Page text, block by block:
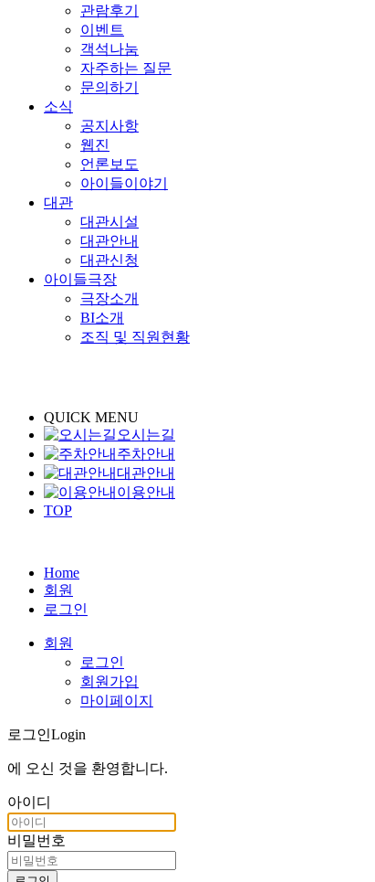
관람후기
이벤트
객석나눔
자주하는 질문
문의하기
소식
공지사항
웹진
언론보도
아이들이야기
대관
대관시설
대관안내
대관신청
아이들극장
극장소개
BI소개
조직 및 직원현황
QUICK MENU
오시는길
주차안내
대관안내
이용안내
TOP
Home
회원
로그인
회원
로그인
회원가입
마이페이지
로그인Login
에 오신 것을 환영합니다.
아이디
비밀번호